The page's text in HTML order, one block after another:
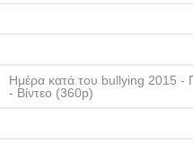
Ημέρα κατά του bullying 2015 -
- Βίντεο (360p)